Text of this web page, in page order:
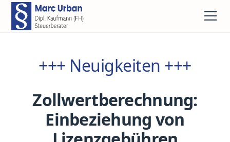
+++ Neuigkeiten +++
Zollwertberechnung:
Einbeziehung von